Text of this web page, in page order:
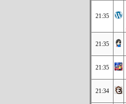
21:35
21:35
21:35
21:34